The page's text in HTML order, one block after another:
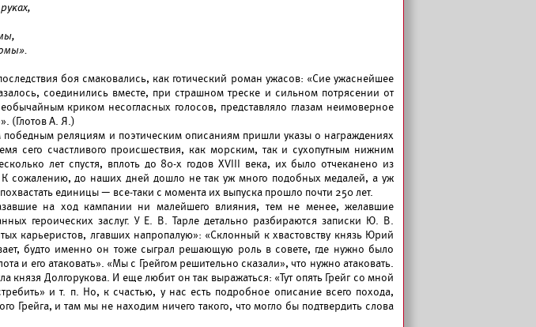
боя смаковались, как готический роман ужасов: «Cиe ужаснейшее
соединились вместе, при страшном треске и сильном потрясении от
криком несогласных голосов, представляло глазам неимоверное
(Глотов А. Я.)
реляциям и поэтическим описаниям пришли указы о награждениях
сего счастливого происшествия, как морским, так и сухопутным нижним
лет спустя, вплоть до 80-х годов XVIII века, их было отчеканено из
К сожалению, до наших дней дошло не так уж много подобных медалей, а уж
единицы — все-таки с момента их выпуска прошло почти 250 лет.
на ход кампании ни малейшего влияния, тем не менее, желавшие
героических заслуг. У Е. В. Тарле детально разбираются записки Ю. В.
карьеристов, лгавших напропалую»: «Склонный к хвастовству князь Юрий
будто именно он тоже сыграл решающую роль в совете, где нужно было
и его атаковать». «Мы с Грейгом решительно сказали», что нужно атаковать.
Долгорукова. И еще любит он так выражаться: «Тут опять Грейг со мной
и т. п. Но, к счастью, у нас есть подробное описание всего похода,
Грейга, и там мы не находим ничего такого, что могло бы подтвердить слова